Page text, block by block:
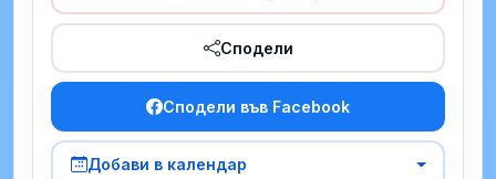
Сподели
Сподели във Facebook
Добави в календар